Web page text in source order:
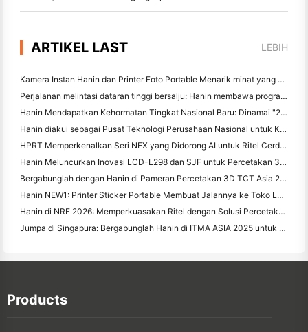
ARTIKEL LAST LEBIH
Kamera Instan Hanin dan Printer Foto Portable Menarik minat yang kuat di IEAE Shenzhen 2026
Perjalanan melintasi dataran tinggi bersalju: Hanin membawa program pendidikan fotografi kepada anak-anak di Qamdo
Hanin Mendapatkan Kehormatan Tingkat Nasional Baru: Dinamai "2026 Made in China · Merek Terpercaya oleh Konsumen"
Hanin diakui sebagai Pusat Teknologi Perusahaan Nasional untuk Kepemimpinan Inovasi
HPRT Memperkenalkan Seri NEX yang Didorong AI untuk Ritel Cerdas di CHINASHOP 2026
Hanin Meluncurkan Inovasi LCD-L298 dan SJF untuk Percetakan 3D Industri di TCT Asia 2026
Bergabunglah dengan Hanin di Pameran Percetakan 3D TCT Asia 2026
Hanin NEW1: Printer Sticker Portable Membuat Jalannya ke Toko LOFT Jepang
Hanin di NRF 2026: Memperkuasakan Ritel dengan Solusi Percetakan Cerdas Skenario Penuh
Jumpa di Singapura: Bergabunglah Hanin di ITMA ASIA 2025 untuk menyaksikan Teknologi Percetakan Digital Terbaru
Products